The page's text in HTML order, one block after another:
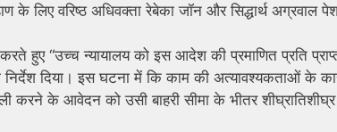
के लिए वरिष्ठ अधिवक्ता रेबेका जॉन और सिद्धार्थ अग्रवाल
हुए “उच्च न्यायालय को इस आदेश की प्रमाणित प्रति
निर्देश दिया। इस घटना में कि काम की अत्यावश्यकताओं के
करने के आवेदन को उसी बाहरी सीमा के भीतर